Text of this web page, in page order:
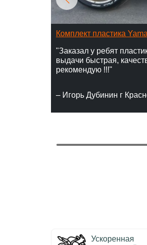
Комплект пластика
"Заказал у ребят
выдачи быстрая,
рекомендую !!!"
– Игорь Дубинин г
Ускоренная